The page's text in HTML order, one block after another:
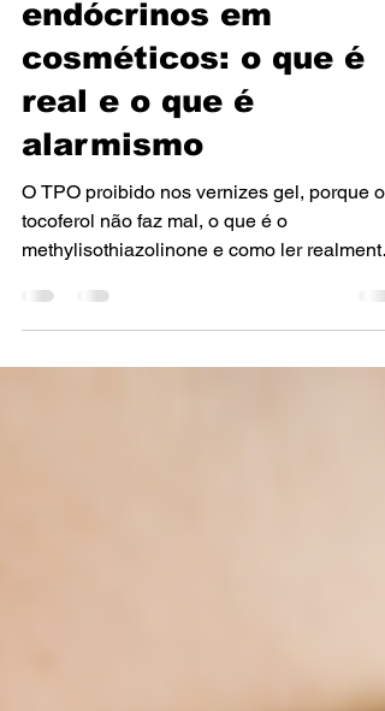
Disruptores
endócrinos em
cosméticos: o que é
real e o que é
alarmismo
O TPO proibido nos vernizes gel, porque o
methylisothiazolinone e como ler realmente
um rótulo. Por uma dermatologista no Porto.